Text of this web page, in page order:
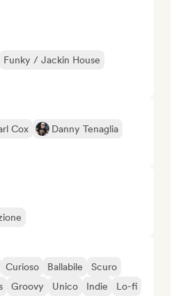
Funky / Jackin House
Cox
Danny Tenaglia
Curioso Ballabile
Scuro
Groovy Unico Indie
Lo-fi